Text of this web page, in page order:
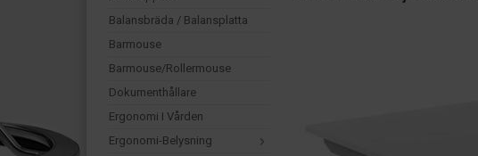
Balansbräda / Balansplatta
Barmouse
Barmouse/Rollermouse
Dokumenthållare
Ergonomi I Vården
Ergonomi-Belysning